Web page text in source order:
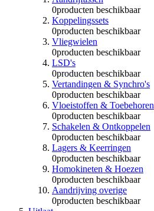
0producten beschikbaar
Koppelingssets
0producten beschikbaar
Vliegwielen
0producten beschikbaar
LSD's
0producten beschikbaar
Vertandingen & Synchro's
0producten beschikbaar
Vloeistoffen & Toebehoren
0producten beschikbaar
Schakelen & Ontkoppelen
0producten beschikbaar
Lagers & Keerringen
0producten beschikbaar
Homokineten & Hoezen
0producten beschikbaar
Aandrijving overige
0producten beschikbaar